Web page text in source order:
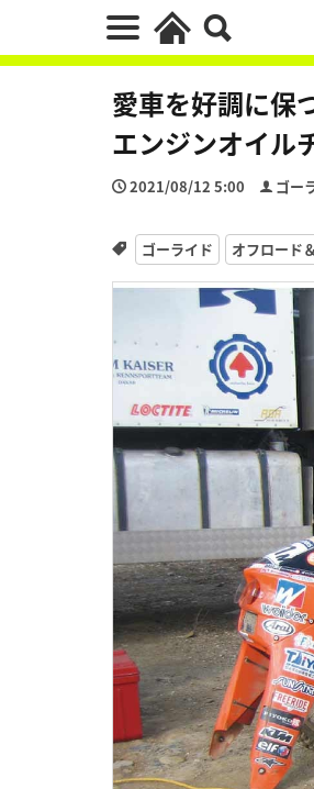
愛車を好調に保
エンジンオイル
2021/08/12 5:00 ゴー
ゴーライド オフロード